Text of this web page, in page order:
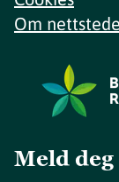
Om
Meld